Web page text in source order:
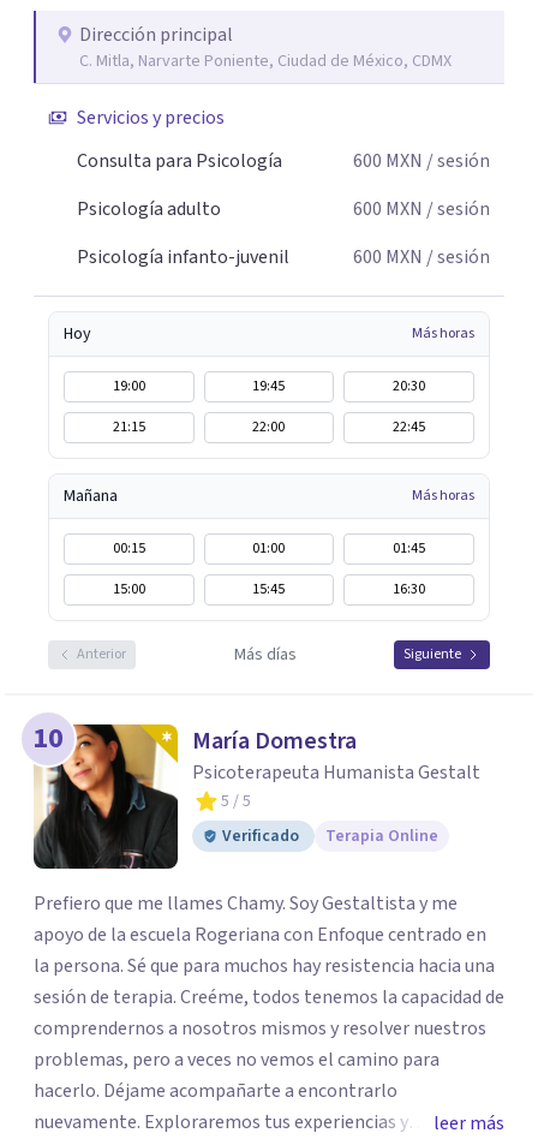
Dirección principal
C. Mitla, Narvarte Poniente, Ciudad de México, CDMX
Servicios y precios
Consulta para Psicología
600 MXN / sesión
Psicología adulto
600 MXN / sesión
Psicología infanto-juvenil
600 MXN / sesión
Hoy Más horas
19:00 19:45
20:30
21:15
22:00 22:45
Mañana Más horas
00:15 01:00
01:45
15:00
15:45 16:30
Anterior Más días Siguiente
10 María Domestra
Psicoterapeuta Humanista Gestalt
5 / 5
Verificado
Terapia Online
Prefiero que me llames Chamy. Soy Gestaltista y me
apoyo de la escuela Rogeriana con Enfoque centrado en
la persona. Sé que para muchos hay resistencia hacia una
sesión de terapia. Creéme, todos tenemos la capacidad de
comprendernos a nosotros mismos y resolver nuestros
problemas, pero a veces no vemos el camino para
hacerlo. Déjame acompañarte a encontrarlo
nuevamente. Exploraremos tus experiencias y
leer más